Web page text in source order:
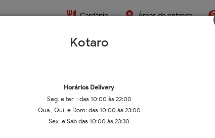
Kotaro
Horários Delivery
Seg. e ter. : das 10:00 às 22:00
Qua., Qui. e Dom: das 10:00 às 23:00
Sex. e Sab das 10:00 às 23:30
restaurant Cardápio place Áreas de entrega